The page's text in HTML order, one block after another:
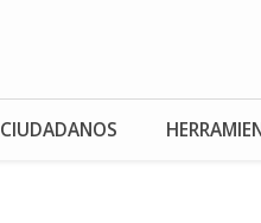
CIUDADANOS